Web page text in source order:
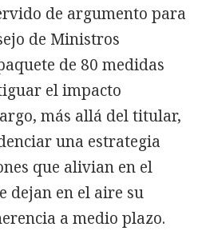
de argumento para
de Ministros
de 80 medidas
el impacto
más allá del titular,
una estrategia
que alivian en el
dejan en el aire su
a medio plazo.